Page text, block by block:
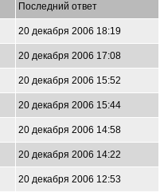
Последний ответ
20 декабря 2006 18:19
20 декабря 2006 17:08
20 декабря 2006 15:52
20 декабря 2006 15:44
20 декабря 2006 14:58
20 декабря 2006 14:22
20 декабря 2006 12:53